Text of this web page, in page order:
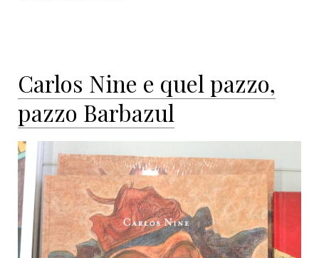
il
Fiume
Po.
Carlos Nine e quel pazzo,
pazzo Barbazul